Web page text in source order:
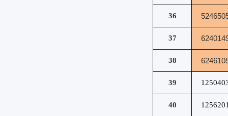
36
37
38
39
40